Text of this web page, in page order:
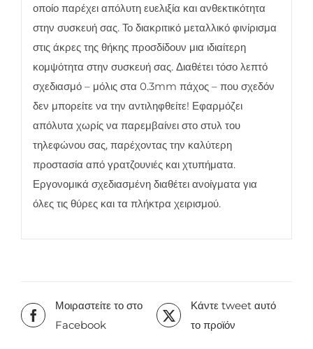
ποσότητα
οποίο παρέχει απόλυτη ευελιξία και ανθεκτικότητα
στην συσκευή σας. Το διακριτικό μεταλλικό φινίρισμα
στις άκρες της θήκης προσδίδουν μια ιδιαίτερη
κομψότητα στην συσκευή σας. Διαθέτει τόσο λεπτό
σχεδιασμό – μόλις στα 0.3mm πάχος – που σχεδόν
δεν μπορείτε να την αντιληφθείτε! Εφαρμόζει
απόλυτα χωρίς να παρεμβαίνει στο στυλ του
τηλεφώνου σας, παρέχοντας την καλύτερη
προστασία από γρατζουνιές και χτυπήματα.
Εργονομικά σχεδιασμένη διαθέτει ανοίγματα για
όλες τις θύρες και τα πλήκτρα χειρισμού.
Μοιραστείτε το στο
Facebook
Κάντε tweet αυτό
το προϊόν